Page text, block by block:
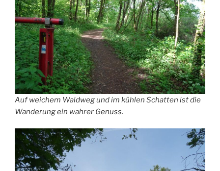
Auf weichem Waldweg und im kühlen Schatten ist die
Wanderung ein wahrer Genuss.